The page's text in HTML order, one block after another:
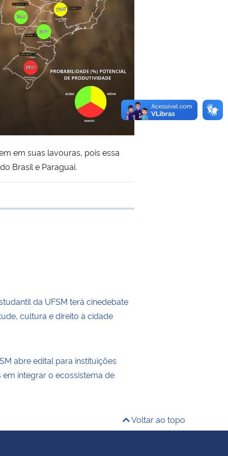
em suas lavouras, pois essa
Brasil e Paraguai.
da UFSM terá cinedebate
cultura e direito à cidade
abre edital para instituições
em integrar o ecossistema de
Voltar ao topo